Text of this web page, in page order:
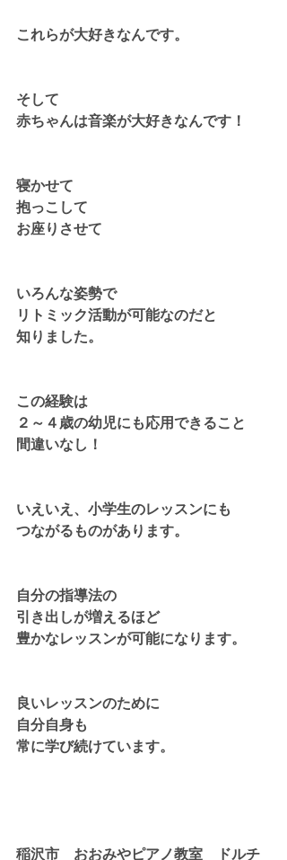
これらが大好きなんです。
そして
赤ちゃんは音楽が大好きなんです！
寝かせて
抱っこして
お座りさせて
いろんな姿勢で
リトミック活動が可能なのだと
知りました。
この経験は
２～４歳の幼児にも応用できること
間違いなし！
いえいえ、小学生のレッスンにも
つながるものがあります。
自分の指導法の
引き出しが増えるほど
豊かなレッスンが可能になります。
良いレッスンのために
自分自身も
常に学び続けています。
稲沢市　おおみやピアノ教室　ドルチ